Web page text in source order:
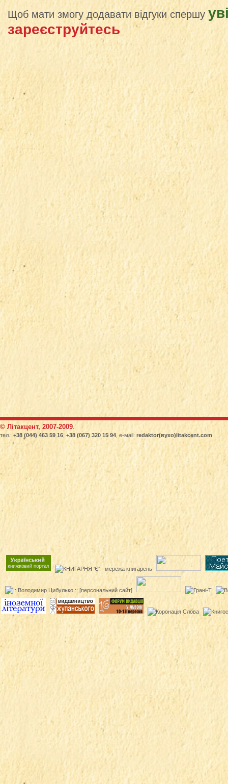
Щоб мати змогу додавати відгуки спершу
зареєструйтесь
© Літакцент, 2007-2009
тел.: +38 (044) 463 59 16 +38 (067) 320 15 94 , е-маіl: redaktor(вухо)litakcent.com